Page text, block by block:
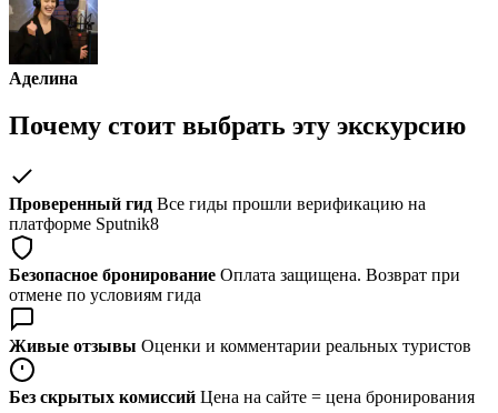
Аделина
Почему стоит выбрать эту экскурсию
Проверенный гид Все гиды прошли верификацию на
платформе Sputnik8
Безопасное бронирование Оплата защищена. Возврат при
отмене по условиям гида
Живые отзывы Оценки и комментарии реальных туристов
Без скрытых комиссий Цена на сайте = цена бронирования